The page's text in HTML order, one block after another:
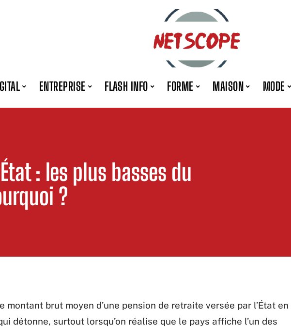
ENTREPRISE FLASH INFO FORME MAISON MODE
: les plus basses du
?
montant brut moyen d’une pension de retraite versée par l’État en
détonne, surtout lorsqu’on réalise que le pays affiche l’un des